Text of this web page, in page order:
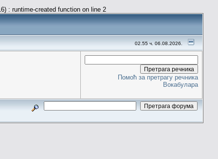
: runtime-created function on line 2
02.55 ч. 06.08.2026.
Помоћ за претрагу речника
Вокабулара